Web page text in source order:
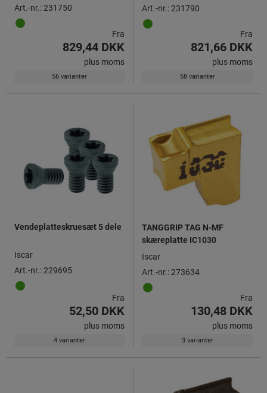
Art.-nr.: 231750
Fra
829,44 DKK
plus moms
56 varianter
Art.-nr.: 231790
Fra
821,66 DKK
plus moms
58 varianter
Vendeplatteskruesæt 5 dele
Iscar
Art.-nr.: 229695
Fra
52,50 DKK
plus moms
4 varianter
TANGGRIP TAG N-MF
skæreplatte IC1030
Iscar
Art.-nr.: 273634
Fra
130,48 DKK
plus moms
3 varianter